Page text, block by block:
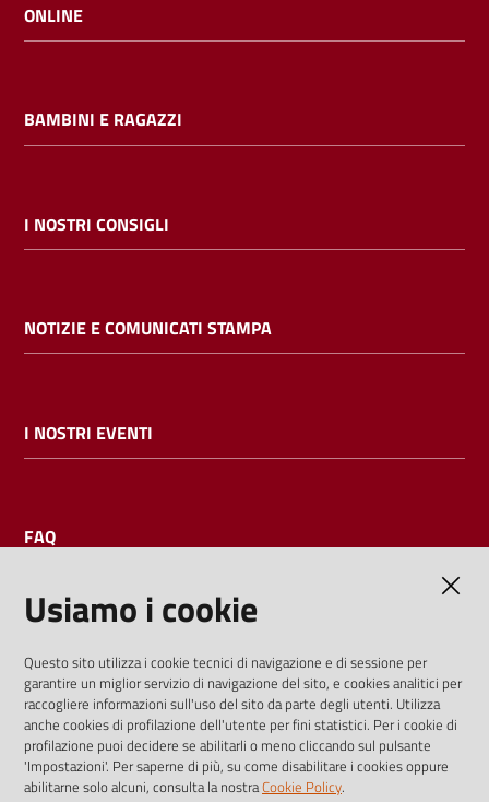
cataloghi
bibliotecario
ONLINE
BAMBINI E RAGAZZI
I NOSTRI CONSIGLI
NOTIZIE E COMUNICATI STAMPA
I NOSTRI EVENTI
FAQ
I dati personali pubblicati sono riutilizzabili solo alle condizioni
previste dalla direttiva comunitaria 2003/98/CE e dal d.lgs.
36/2006
Usiamo i cookie
Questo sito utilizza i cookie tecnici di navigazione e di sessione per
garantire un miglior servizio di navigazione del sito, e cookies analitici per
raccogliere informazioni sull'uso del sito da parte degli utenti. Utilizza
anche cookies di profilazione dell'utente per fini statistici. Per i cookie di
profilazione puoi decidere se abilitarli o meno cliccando sul pulsante
'Impostazioni'. Per saperne di più, su come disabilitare i cookies oppure
abilitarne solo alcuni, consulta la nostraCookie Policy.